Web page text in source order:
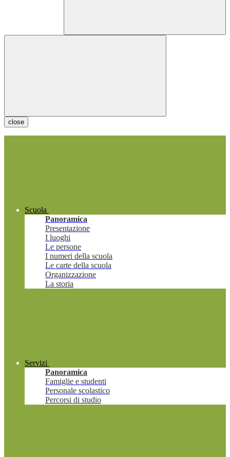
close
Scuola
Panoramica
Presentazione
I luoghi
Le persone
I numeri della scuola
Le carte della scuola
Organizzazione
La storia
Servizi
Panoramica
Famiglie e studenti
Personale scolastico
Percorsi di studio